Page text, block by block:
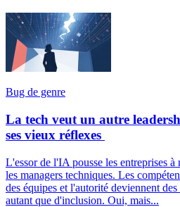
Bug de genre
La tech veut un autre
ses vieux réflexes
L'essor de l'IA pousse les entreprises à
les managers techniques. Les
des équipes et l'autorité deviennent
autant que d'inclusion. Oui, mais...